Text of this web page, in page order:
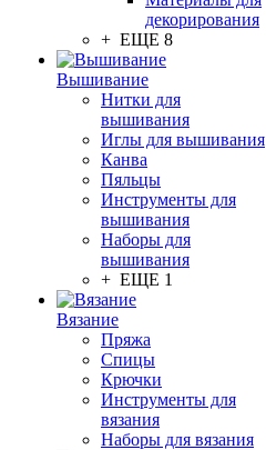
декорирования
+ ЕЩЕ 8
Вышивание
Нитки для
вышивания
Иглы для вышивания
Канва
Пяльцы
Инструменты для
вышивания
Наборы для
вышивания
+ ЕЩЕ 1
Вязание
Пряжа
Спицы
Крючки
Инструменты для
вязания
Наборы для вязания